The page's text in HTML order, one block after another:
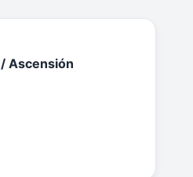
Ascensión